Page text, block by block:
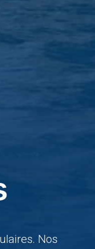
Nos